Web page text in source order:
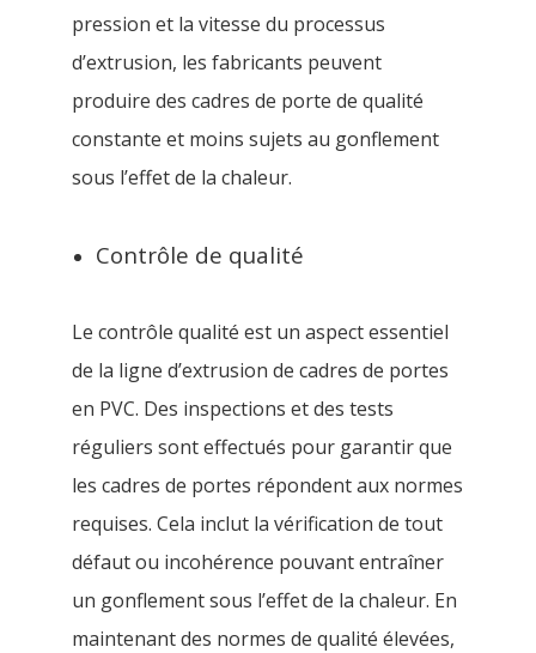
pression et la vitesse du processus
d’extrusion, les fabricants peuvent
produire des cadres de porte de qualité
constante et moins sujets au gonflement
sous l’effet de la chaleur.
Contrôle de qualité
Le contrôle qualité est un aspect essentiel
de la ligne d’extrusion de cadres de portes
en PVC. Des inspections et des tests
réguliers sont effectués pour garantir que
les cadres de portes répondent aux normes
requises. Cela inclut la vérification de tout
défaut ou incohérence pouvant entraîner
un gonflement sous l’effet de la chaleur. En
maintenant des normes de qualité élevées,